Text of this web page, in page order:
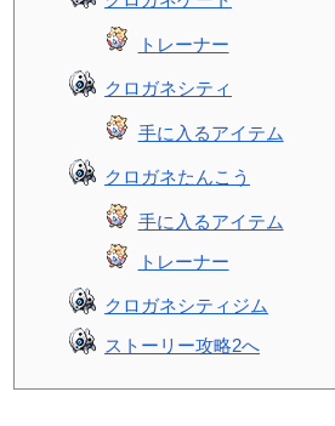
トレーナー
クロガネシティ
手に入るアイテム
クロガネたんこう
手に入るアイテム
トレーナー
クロガネシティジム
ストーリー攻略2へ